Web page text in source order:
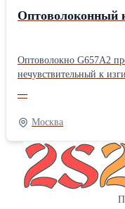
Оптоволоконный
Оптоволокно G657A2
нечувствительный к
Он обеспечивает
изгибах, что делает его
и ограниченных
телекоммуникациях и
отличается отличной
надежное соединение
производительность
высокоскоростных сетей. ---------- The G657A2 optical fiber is
—
Москва